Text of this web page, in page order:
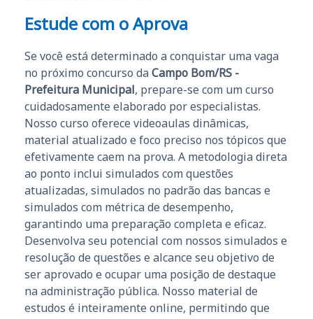
Estude com o Aprova
Se você está determinado a conquistar uma vaga
no próximo concurso da Campo Bom/RS -
Prefeitura Municipal, prepare-se com um curso
cuidadosamente elaborado por especialistas.
Nosso curso oferece videoaulas dinâmicas,
material atualizado e foco preciso nos tópicos que
efetivamente caem na prova. A metodologia direta
ao ponto inclui simulados com questões
atualizadas, simulados no padrão das bancas e
simulados com métrica de desempenho,
garantindo uma preparação completa e eficaz.
Desenvolva seu potencial com nossos simulados e
resolução de questões e alcance seu objetivo de
ser aprovado e ocupar uma posição de destaque
na administração pública. Nosso material de
estudos é inteiramente online, permitindo que